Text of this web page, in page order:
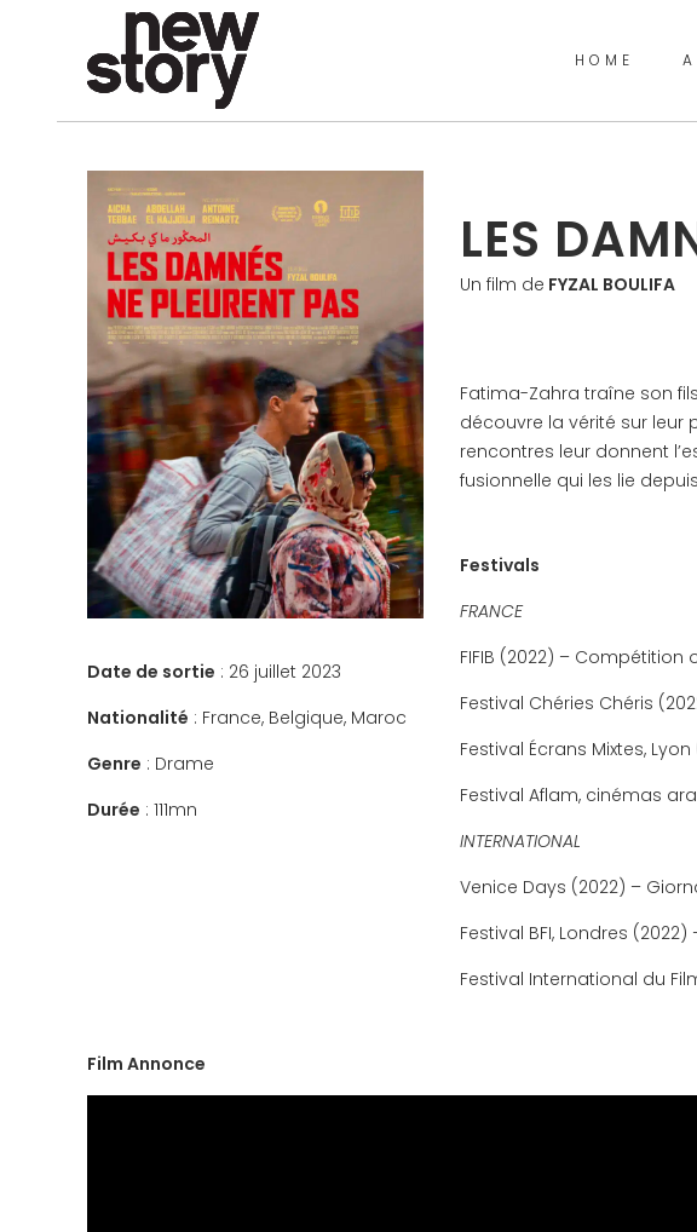
HOME
Date de sortie : 26 juillet 2023
Nationalité : France, Belgique, Maroc
Genre : Drame
Durée : 111mn
LES
Un film de FYZAL BOULIFA
Fatima-Zahra traîne son
découvre la vérité sur leur
rencontres leur donnent
fusionnelle qui les lie
Festivals
FRANCE
FIFIB (2022) – Compétition
Festival Chéries Chéris
Festival Écrans Mixtes,
Festival Aflam, cinémas
INTERNATIONAL
Venice Days (2022) –
Festival BFI, Londres
Festival International du
Film Annonce